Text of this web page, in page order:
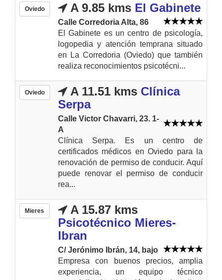
Oviedo A 9.85 kms El Gabinete
Calle Corredoria Alta, 86
El Gabinete es un centro de psicología,
logopedia y atención temprana situado
en La Corredoria (Oviedo) que también
realiza reconocimientos psicotécni...
Oviedo A 11.51 kms Clínica
Serpa
Calle Victor Chavarri, 23. 1-
A
Clínica Serpa. Es un centro de
certificados médicos en Oviedo para la
renovación de permiso de conducir. Aquí
puede renovar el permiso de conducir
rea...
Mieres
A 15.87 kms
Psicotécnico Mieres-
Ibran
C/ Jerónimo Ibrán, 14, bajo
Empresa con buenos precios, amplia
experiencia, un equipo técnico